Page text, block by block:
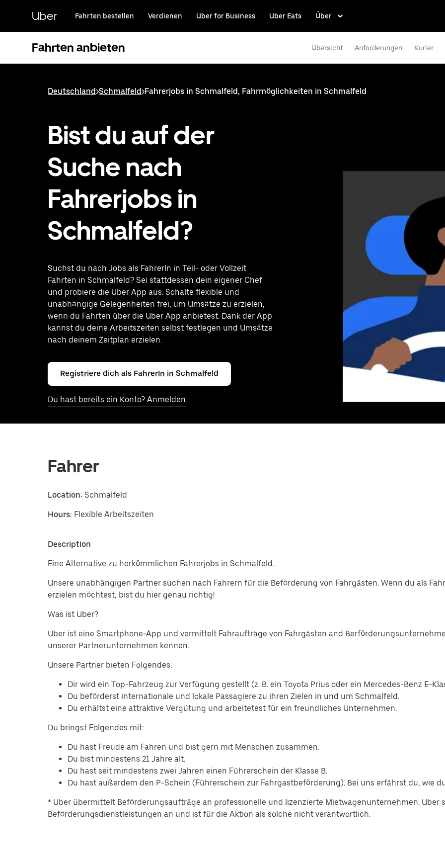
HauptinhaltUber Fahrten bestellen Verdienen Uber for Business Uber Eats Über
Fahrten anbieten Übersicht Anforderungen Kurier
Deutschland>Schmalfeld>Fahrerjobs in Schmalfeld, Fahrmöglichkeiten in Schmalfeld
Bist du auf der
Suche nach
Fahrerjobs in
Schmalfeld?
Suchst du nach Jobs als FahrerIn in Teil- oder Vollzeit
Fahrten in Schmalfeld? Sei stattdessen dein eigener Chef
und probiere die Uber App aus. Schalte flexible und
unabhängige Gelegenheiten frei, um Umsätze zu erzielen,
wenn du Fahrten über die Uber App anbietest. Dank der App
kannst du deine Arbeitszeiten selbst festlegen und Umsätze
nach deinem Zeitplan erzielen.
Registriere dich als FahrerIn in Schmalfeld
Du hast bereits ein Konto? Anmelden
Fahrer
Location: Schmalfeld
Hours: Flexible Arbeitszeiten
Description
Eine Alternative zu herkömmlichen Fahrerjobs in Schmalfeld.
Unsere unabhängigen Partner suchen nach Fahrern für die Beförderung von Fahrgästen. Wenn du als
erzielen möchtest, bist du hier genau richtig!
Was ist Uber?
Uber ist eine Smartphone-App und vermittelt Fahraufträge von Fahrgästen and
unserer Partnerunternehmen kennen.
Unsere Partner bieten Folgendes:
Dir wird ein Top-Fahrzeug zur Verfügung gestellt (z. B. ein Toyota Prius oder ein Mercedes-Benz E-
Du beförderst internationale und lokale Passagiere zu ihren Zielen in und um Schmalfeld.
Du erhältst eine attraktive Vergütung und arbeitetest für ein freundliches Unternehmen.
Du bringst Folgendes mit:
Du hast Freude am Fahren und bist gern mit Menschen zusammen.
Du bist mindestens 21 Jahre alt.
Du hast seit mindestens zwei Jahren einen Führerschein der Klasse B.
Du hast außerdem den P-Schein (Führerschein zur Fahrgastbeförderung). Bei uns erfährst du, wie
* Uber übermittelt Beförderungsaufträge an professionelle und lizenzierte Mietwagenunternehmen. Uber
Beförderungsdienstleistungen an und ist für die Aktion als solche nicht verantwortlich.